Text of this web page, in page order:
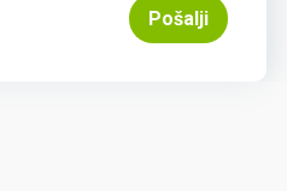
Pošalji